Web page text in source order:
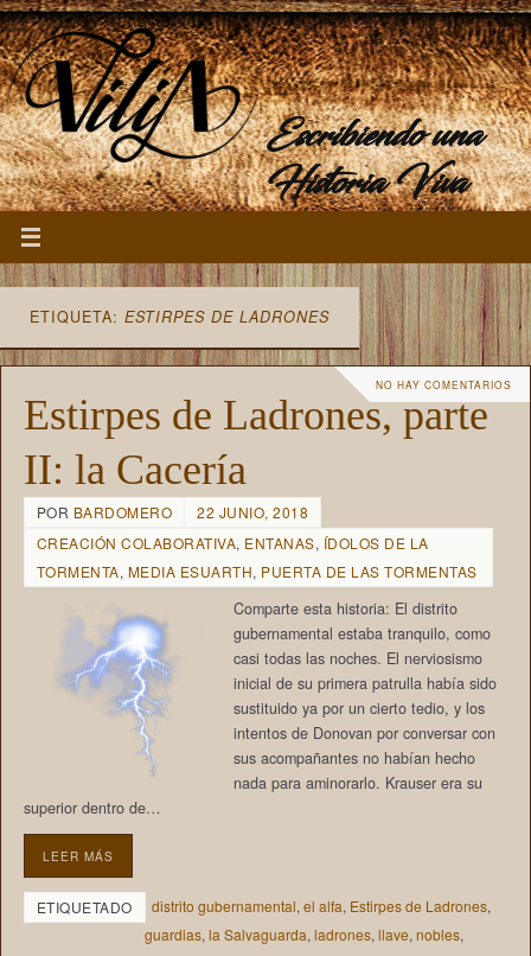
Escribiendo una
Historia Viva
ETIQUETA: ESTIRPES DE LADRONES
NO HAY COMENTARIOS
Estirpes de Ladrones, parte
II: la Cacería
POR BARDOMERO
22 JUNIO, 2018
CREACIÓN COLABORATIVA, ENTANAS, ÍDOLOS DE LA
TORMENTA, MEDIA ESUARTH, PUERTA DE LAS TORMENTAS
Comparte esta historia: El distrito
gubernamental estaba tranquilo, como
casi todas las noches. El nerviosismo
inicial de su primera patrulla había sido
sustituido ya por un cierto tedio, y los
intentos de Donovan por conversar con
sus acompañantes no habían hecho
nada para aminorarlo. Krauser era su
superior dentro de…
LEER MÁS
ETIQUETADO distrito gubernamental, el alfa, Estirpes de Ladrones,
guardias, la Salvaguarda, ladrones, llave, nobles,